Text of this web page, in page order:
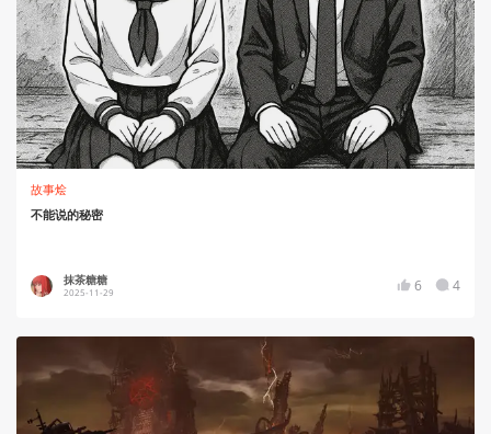
故事烩
不能说的秘密
抹茶糖糖
2025-11-29 6 4